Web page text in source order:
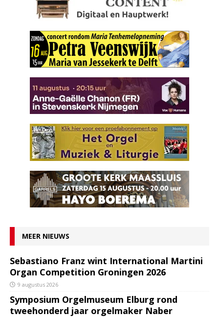
MEER NIEUWS
Sebastiano Franz wint International Martini
Organ Competition Groningen 2026
9 augustus 2026
Symposium Orgelmuseum Elburg rond
tweehonderd jaar orgelmaker Naber